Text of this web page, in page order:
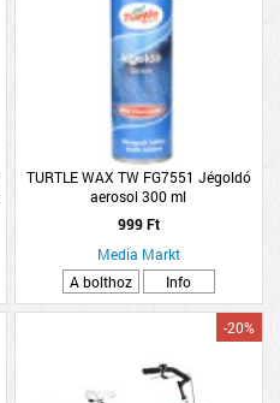
TURTLE WAX TW FG7551 Jégoldó
aerosol 300 ml
999 Ft
Media Markt
A bolthoz
Info
-20%